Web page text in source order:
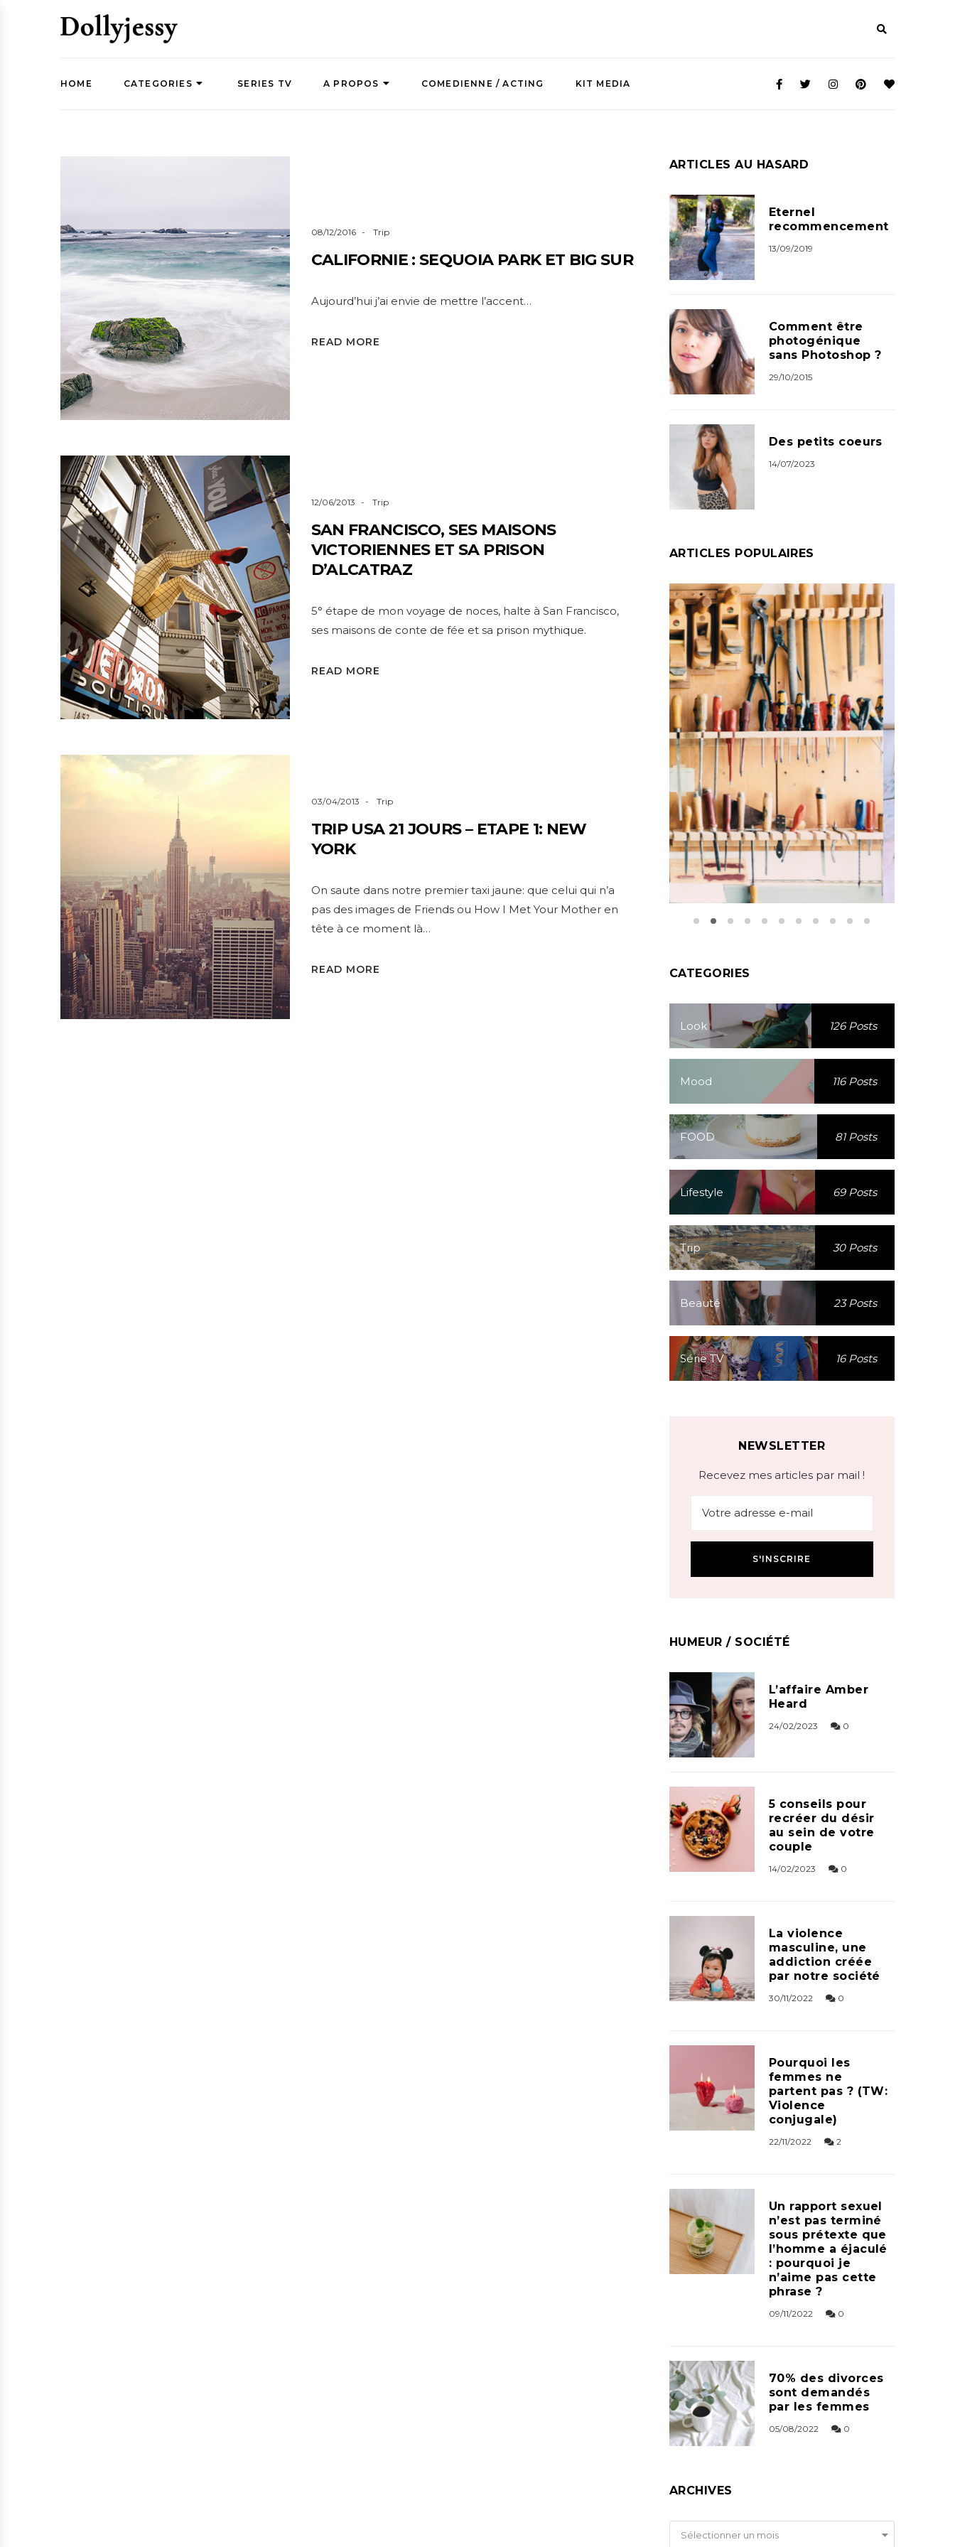
HOME CATEGORIES SERIES TV A PROPOS COMEDIENNE / ACTING KIT MEDIA
08/12/2016 Trip
CALIFORNIE : SEQUOIA PARK ET BIG SUR
Aujourd’hui j’ai envie de mettre l’accent…
READ MORE
12/06/2013 Trip
SAN FRANCISCO, SES MAISONS
VICTORIENNES ET SA PRISON
D’ALCATRAZ
5° étape de mon voyage de noces, halte à San Francisco,
ses maisons de conte de fée et sa prison mythique.
READ MORE
03/04/2013 Trip
TRIP USA 21 JOURS – ETAPE 1: NEW
YORK
On saute dans notre premier taxi jaune: que celui qui n’a
pas des images de Friends ou How I Met Your Mother en
tête à ce moment là…
READ MORE
ARTICLES AU HASARD
Eternel
recommencement
13/09/2019
Comment être
photogénique
sans Photoshop ?
29/10/2015
Des petits coeurs
14/07/2023
ARTICLES POPULAIRES
CATEGORIES
Look 126 Posts
Mood 116 Posts
FOOD 81 Posts
Lifestyle 69 Posts
Trip 30 Posts
Beauté 23 Posts
Série TV 16 Posts
NEWSLETTER
Recevez mes articles par mail !
HUMEUR / SOCIÉTÉ
L’affaire Amber
Heard
24/02/2023 0
5 conseils pour
recréer du désir
au sein de votre
couple
14/02/2023 0
La violence
masculine, une
addiction créée
par notre société
30/11/2022 0
Pourquoi les
femmes ne
partent pas ? (TW:
Violence
conjugale)
22/11/2022 2
Un rapport sexuel
n’est pas terminé
sous prétexte que
l’homme a éjaculé
: pourquoi je
n’aime pas cette
phrase ?
09/11/2022 0
70% des divorces
sont demandés
par les femmes
05/08/2022 0
ARCHIVES
Archives
Sélectionner un mois